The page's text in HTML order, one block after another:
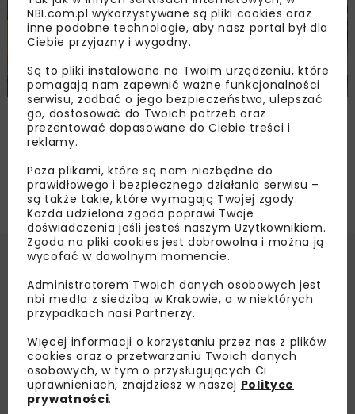
Technologie Bezwykopowe w Inżynierii
Środowiska No-Dig Poland 2010
NBI.com.pl wykorzystywane są pliki cookies oraz
inne podobne technologie, aby nasz portal był dla
Ciebie przyjazny i wygodny.
Są to pliki instalowane na Twoim urządzeniu, które
pomagają nam zapewnić ważne funkcjonalności
serwisu, zadbać o jego bezpieczeństwo, ulepszać
go, dostosować do Twoich potrzeb oraz
prezentować dopasowane do Ciebie treści i
reklamy.
Poza plikami, które są nam niezbędne do
prawidłowego i bezpiecznego działania serwisu –
są także takie, które wymagają Twojej zgody.
Każda udzielona zgoda poprawi Twoje
doświadczenia jeśli jesteś naszym Użytkownikiem.
Zgoda na pliki cookies jest dobrowolna i można ją
wycofać w dowolnym momencie.
Administratorem Twoich danych osobowych jest
nbi med!a z siedzibą w Krakowie, a w niektórych
przypadkach nasi Partnerzy.
Więcej informacji o korzystaniu przez nas z plików
cookies oraz o przetwarzaniu Twoich danych
osobowych, w tym o przysługujących Ci
uprawnieniach, znajdziesz w naszej Polityce
prywatności.